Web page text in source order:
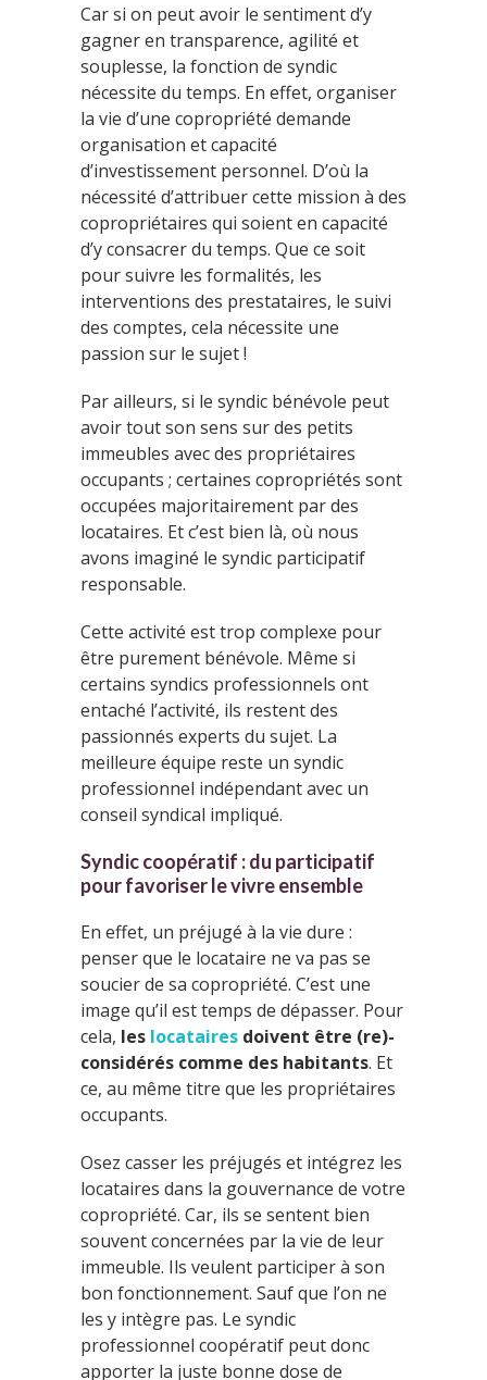
Car si on peut avoir le sentiment d’y
gagner en transparence, agilité et
souplesse, la fonction de syndic
nécessite du temps. En effet, organiser
la vie d’une copropriété demande
organisation et capacité
d’investissement personnel. D’où la
nécessité d’attribuer cette mission à des
copropriétaires qui soient en capacité
d’y consacrer du temps. Que ce soit
pour suivre les formalités, les
interventions des prestataires, le suivi
des comptes, cela nécessite une
passion sur le sujet !
Par ailleurs, si le syndic bénévole peut
avoir tout son sens sur des petits
immeubles avec des propriétaires
occupants ; certaines copropriétés sont
occupées majoritairement par des
locataires. Et c’est bien là, où nous
avons imaginé le syndic participatif
responsable.
Cette activité est trop complexe pour
être purement bénévole. Même si
certains syndics professionnels ont
entaché l’activité, ils restent des
passionnés experts du sujet. La
meilleure équipe reste un syndic
professionnel indépendant avec un
conseil syndical impliqué.
Syndic coopératif : du participatif
pour favoriser le vivre ensemble
En effet, un préjugé à la vie dure :
penser que le locataire ne va pas se
soucier de sa copropriété. C’est une
image qu’il est temps de dépasser. Pour
cela, les locataires doivent être (re)-
considérés comme des habitants. Et
ce, au même titre que les propriétaires
occupants.
Osez casser les préjugés et intégrez les
locataires dans la gouvernance de votre
copropriété. Car, ils se sentent bien
souvent concernées par la vie de leur
immeuble. Ils veulent participer à son
bon fonctionnement. Sauf que l’on ne
les y intègre pas. Le syndic
professionnel coopératif peut donc
apporter la juste bonne dose de